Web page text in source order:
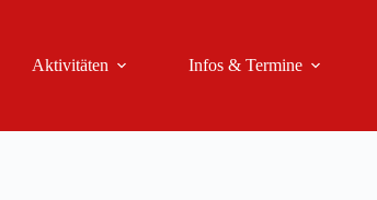
Aktivitäten Infos & Termine